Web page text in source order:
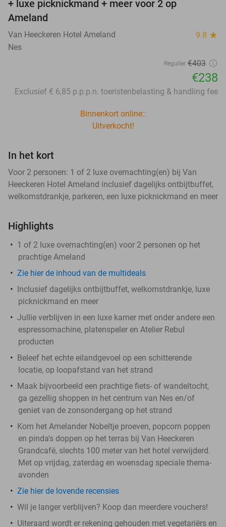
+ luxe picknickmand + meer voor 2 op
Ameland
Van Heeckeren Hotel Ameland 9.8 star
Nes
Regulier €403
€238
Exclusief € 6,85 p.p.p.n. toeristenbelasting & handling fee
Binnenkort online::
Uitverkocht!
In het kort
Voor 2 personen: 1 of 2 luxe overnachting(en) bij Van
Heeckeren Hotel Ameland inclusief dagelijks ontbijtbuffet,
welkomstdrankje, parkeren, een luxe picknickmand en meer
Highlights
1 of 2 luxe overnachting(en) voor 2 personen op het
prachtige Ameland
Zie hier de inhoud van de multideals
Inclusief dagelijks ontbijtbuffet, welkomstdrankje, luxe
picknickmand en meer
Jullie verblijven in een luxe kamer met onder andere een
espressomachine, platenspeler en Atelier Rebul
producten
Beleef het echte eilandgevoel op een schitterende
locatie, op loopafstand van het strand
Maak bijvoorbeeld een prachtige fiets- of wandeltocht,
ga gezellig shoppen in het centrum van Nes en/of
geniet van de zonsondergang op het strand
Kom het Amelander Nobeltje proeven, popcorn poppen
en pinda's doppen op het terras bij Van Heeckeren
Grandcafé, slechts 100 meter van het hotel verwijderd.
Met op vrijdag, zaterdag en woensdag speciale thema-
avonden
Zie hier de lovende recensies
Wil je langer verblijven? Koop dan meerdere vouchers!
Uiteraard wordt er rekening gehouden met vegetariërs en